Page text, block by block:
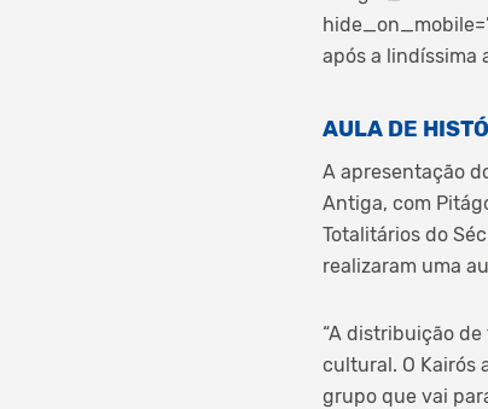
após a lindíssima
AULA DE
A apresentação
Antiga, com
Totalitários do
realizaram uma
“A distribuição
cultural. O Kairós
grupo que vai